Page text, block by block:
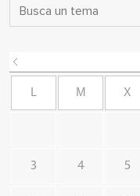
L M X
3 4 5